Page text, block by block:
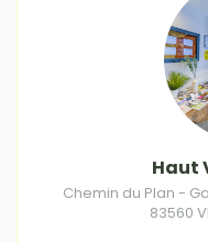
Haut
Chemin du Plan -
83560